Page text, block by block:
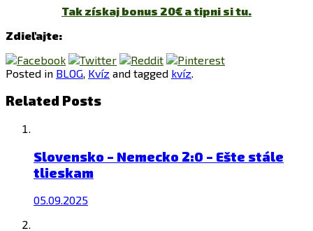
Tak získaj bonus 20€ a tipni si tu.
Zdieľajte:
Posted in BLOG Kvíz and tagged kvíz
Related Posts
Slovensko – Nemecko 2:0 – Ešte stále
tlieskam
05.09.2025